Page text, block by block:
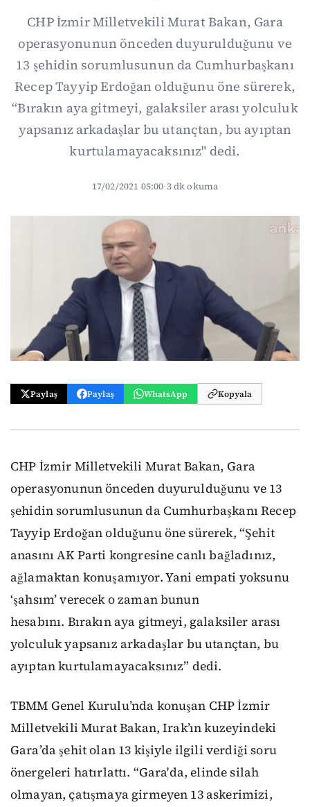
CHP İzmir Milletvekili Murat Bakan, Gara
operasyonunun önceden duyurulduğunu ve
13 şehidin sorumlusunun da Cumhurbaşkanı
Recep Tayyip Erdoğan olduğunu öne sürerek,
“Bırakın aya gitmeyi, galaksiler arası yolculuk
yapsanız arkadaşlar bu utançtan, bu ayıptan
kurtulamayacaksınız" dedi.
17/02/2021 05:00·3 dk okuma
Paylaş Paylaş WhatsApp Kopyala
CHP İzmir Milletvekili Murat Bakan, Gara
operasyonunun önceden duyurulduğunu ve 13
şehidin sorumlusunun da Cumhurbaşkanı Recep
Tayyip Erdoğan olduğunu öne sürerek, “Şehit
anasını AK Parti kongresine canlı bağladınız,
ağlamaktan konuşamıyor. Yani empati yoksunu
‘şahsım’ verecek o zaman bunun
hesabını. Bırakın aya gitmeyi, galaksiler arası
yolculuk yapsanız arkadaşlar bu utançtan, bu
ayıptan kurtulamayacaksınız” dedi.
TBMM Genel Kurulu’nda konuşan CHP İzmir
Milletvekili Murat Bakan, Irak’ın kuzeyindeki
Gara’da şehit olan 13 kişiyle ilgili verdiği soru
önergeleri hatırlattı. “Gara'da, elinde silah
olmayan, çatışmaya girmeyen 13 askerimizi,